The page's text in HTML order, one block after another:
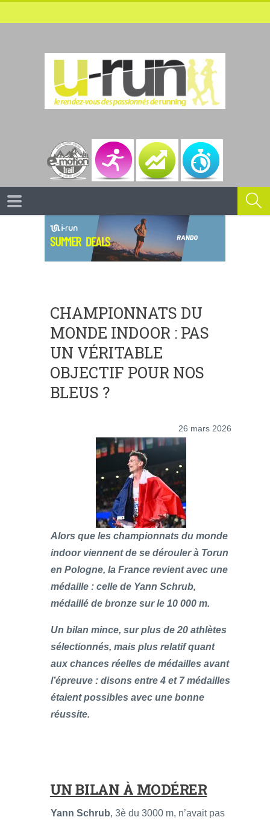
CHAMPIONNATS DU
MONDE INDOOR : PAS
UN VÉRITABLE
OBJECTIF POUR NOS
BLEUS ?
26 mars 2026
Alors que les championnats du monde
indoor viennent de se dérouler à Torun
en Pologne, la France revient avec une
médaille : celle de Yann Schrub,
médaillé de bronze sur le 10 000 m.
Un bilan mince, sur plus de 20 athlètes
sélectionnés, mais plus relatif quant
aux chances réelles de médailles avant
l’épreuve : disons entre 4 et 7 médailles
étaient possibles avec une bonne
réussite.
UN BILAN À MODÉRER
Yann Schrub, 3è du 3000 m, n’avait pas